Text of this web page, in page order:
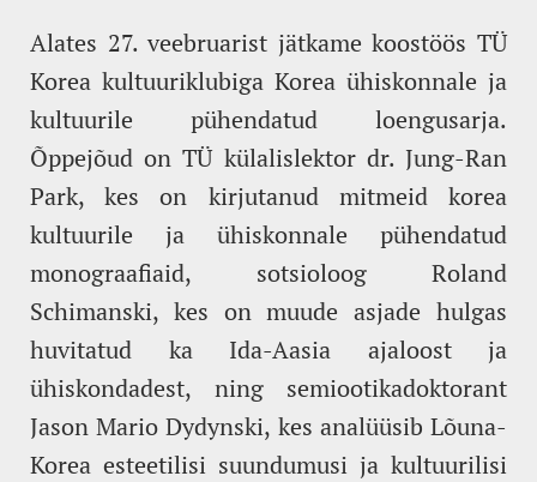
Alates 27. veebruarist jätkame koostöös TÜ
Korea kultuuriklubiga Korea ühiskonnale ja
kultuurile pühendatud loengusarja.
Õppejõud on TÜ külalislektor dr. Jung-Ran
Park, kes on kirjutanud mitmeid korea
kultuurile ja ühiskonnale pühendatud
monograafiaid, sotsioloog Roland
Schimanski, kes on muude asjade hulgas
huvitatud ka Ida-Aasia ajaloost ja
ühiskondadest, ning semiootikadoktorant
Jason Mario Dydynski, kes analüüsib Lõuna-
Korea esteetilisi suundumusi ja kultuurilisi